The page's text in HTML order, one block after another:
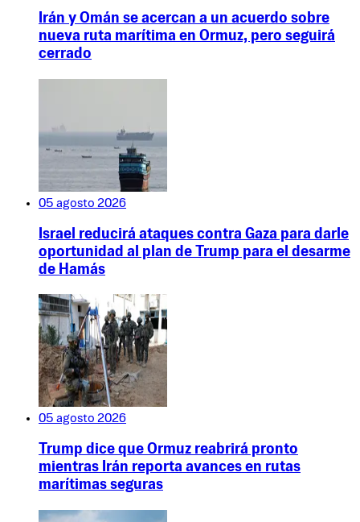
Irán y Omán se acercan a un acuerdo sobre
nueva ruta marítima en Ormuz, pero seguirá
cerrado
05 agosto 2026
Israel reducirá ataques contra Gaza para darle
oportunidad al plan de Trump para el desarme
de Hamás
05 agosto 2026
Trump dice que Ormuz reabrirá pronto
mientras Irán reporta avances en rutas
marítimas seguras